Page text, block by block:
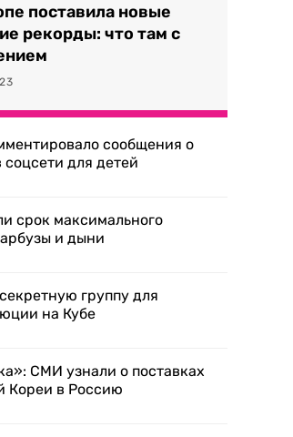
поставила новые
рекорды: что там с
сообщения о
соцсети для детей
срок максимального
и дыни
группу для
на Кубе
СМИ узнали о поставках
Кореи в Россию